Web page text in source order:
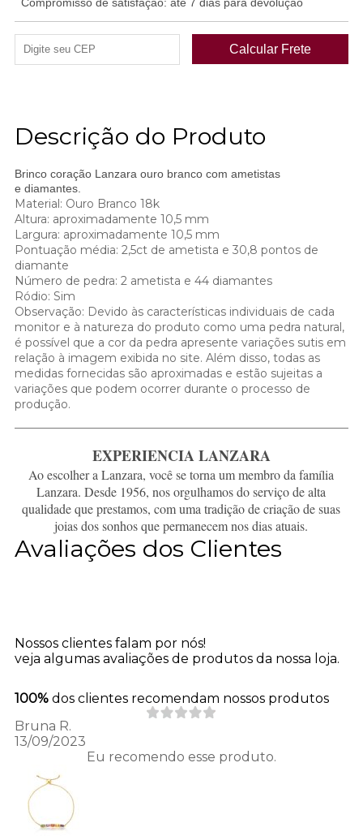
Descrição do Produto
Brinco coração Lanzara ouro branco com ametistas
e diamantes.
Material: Ouro Branco 18k
Altura: aproximadamente 10,5 mm
Largura: aproximadamente 10,5 mm
Pontuação média: 2,5ct de ametista e 30,8 pontos de
diamante
Número de pedra: 2 ametista e 44 diamantes
Ródio: Sim
Observação: Devido às características individuais de cada
monitor e à natureza do produto como uma pedra natural,
é possível que a cor da pedra apresente variações sutis em
relação à imagem exibida no site. Além disso, todas as
medidas fornecidas são aproximadas e estão sujeitas a
variações que podem ocorrer durante o processo de
produção.
EXPERIENCIA LANZARA
Ao escolher a Lanzara, você se torna um membro da família
Lanzara. Desde 1956, nos orgulhamos do serviço de alta
qualidade que prestamos, com uma tradição de criação de suas
joias dos sonhos que permanecem nos dias atuais.
Avaliações dos Clientes
Nossos clientes falam por nós!
veja algumas avaliações de produtos da nossa loja.
100% dos clientes recomendam nossos produtos
Bruna R.
13/09/2023
Eu recomendo esse produto.